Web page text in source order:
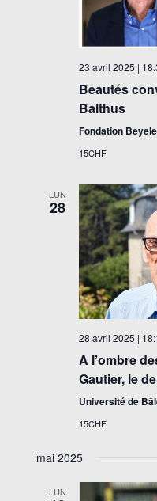
23 avril 2025 |
Beautés
Balthus
Fondation
15CHF
LUN
28
28 avril 2025 |
A l’ombre
Gautier, le
Université de
15CHF
mai 2025
LUN